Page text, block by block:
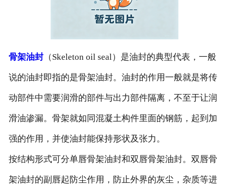
骨架油封（Skeleton oil seal）是油封的典型代表，一般
说的油封即指的是骨架油封。油封的作用一般就是将传
动部件中需要润滑的部件与出力部件隔离，不至于让润
滑油渗漏。骨架就如同混凝土构件里面的钢筋，起到加
强的作用，并使油封能保持形状及张力。
按结构形式可分单唇骨架油封和双唇骨架油封。双唇骨
架油封的副唇起防尘作用，防止外界的灰尘，杂质等进